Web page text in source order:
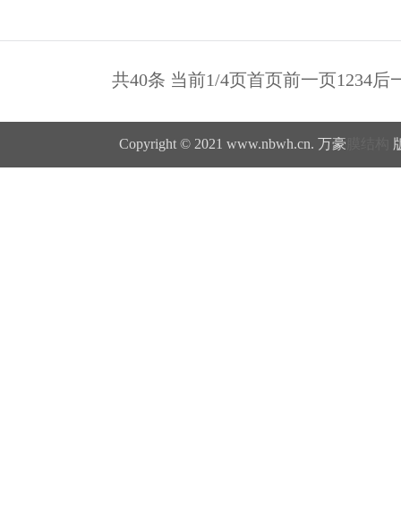
共40条 当前1/4页首页前一页1 234后
Copyright © 2021 www.nbwh.cn. 万豪